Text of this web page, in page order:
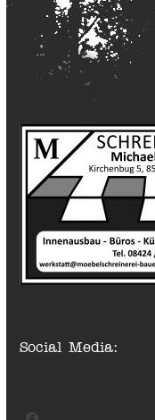
Social Media: